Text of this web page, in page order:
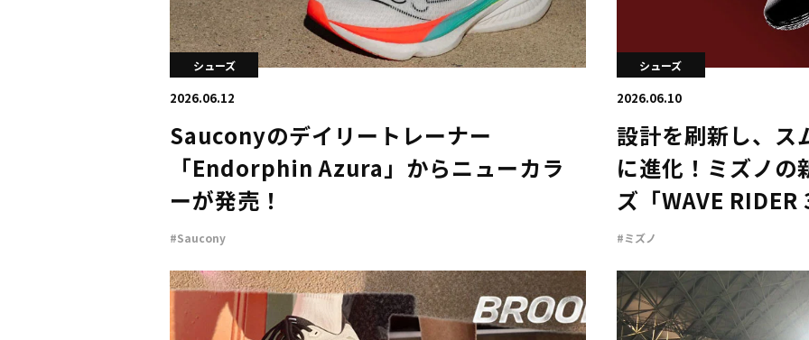
シューズ
2026.06.12
Sauconyのデイリートレーナー
「Endorphin Azura」からニューカラ
ーが発売！
#Saucony
シューズ
2026.06.10
設計を刷新し、ス
に進化！ミズノの
ズ「WAVE
#ミズノ